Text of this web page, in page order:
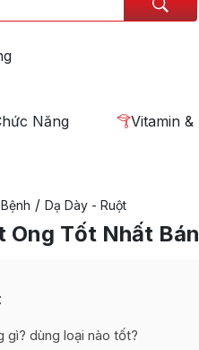
Năng Vitamin
/ Dạ Dày - Ruột
Ong Tốt Nhất
dùng loại nào tốt?